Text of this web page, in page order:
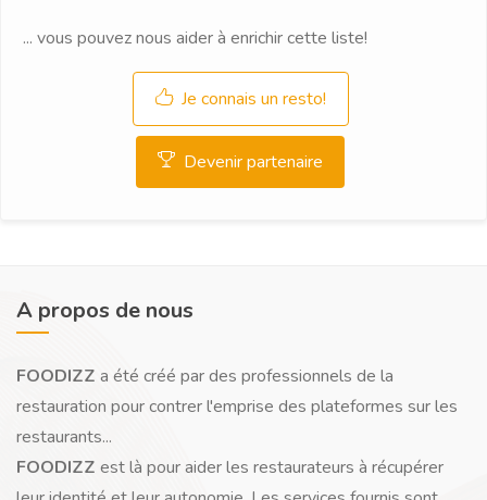
... vous pouvez nous aider à enrichir cette liste!
Je connais un resto!
Devenir partenaire
A propos de nous
FOODIZZ a été créé par des professionnels de la
restauration pour contrer l'emprise des plateformes sur les
restaurants...
FOODIZZ est là pour aider les restaurateurs à récupérer